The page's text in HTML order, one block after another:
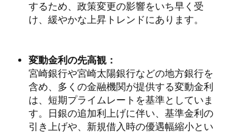
するため、政策変更の影響をいち早く受
け、緩やかな上昇トレンドにあります。
変動金利の先高観：
宮崎銀行や宮崎太陽銀行などの地方銀行を
含め、多くの金融機関が提供する変動金利
は、短期プライムレートを基準としていま
す。日銀の追加利上げに伴い、基準金利の
引き上げや、新規借入時の優遇幅縮小とい